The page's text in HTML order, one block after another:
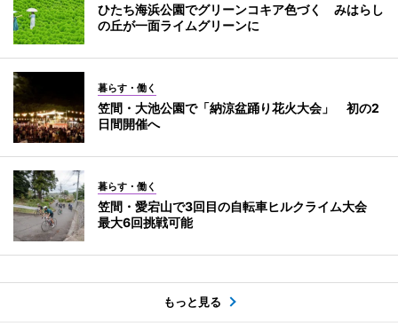
ひたち海浜公園でグリーンコキア色づく みはらし
の丘が一面ライムグリーンに
暮らす・働く
笠間・大池公園で「納涼盆踊り花火大会」 初の2
日間開催へ
暮らす・働く
笠間・愛宕山で3回目の自転車ヒルクライム大会
最大6回挑戦可能
もっと見る